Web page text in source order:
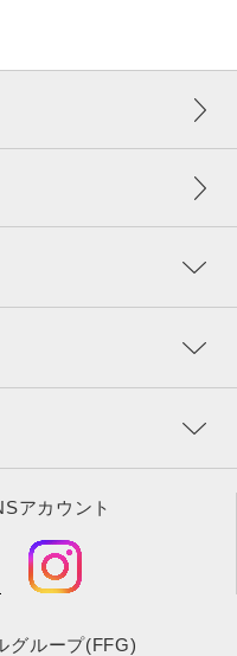
アカウント
グループ(FFG)